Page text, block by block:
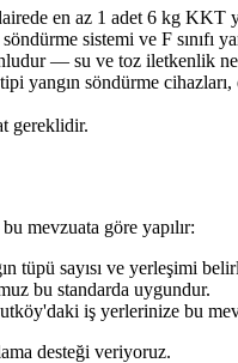
en az 1 adet 6 kg KKT
sistemi ve F sınıfı
— su ve toz iletkenlik
yangın söndürme
gereklidir.
mevzuata göre yapılır:
tüpü sayısı ve yerleşimi
bu standarda uygundur.
iş yerlerinize bu
desteği veriyoruz.